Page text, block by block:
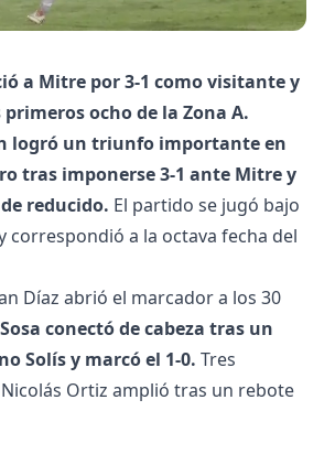
a Mitre por 3-1 como visitante y
ocho de la Zona A.
logró un triunfo importante en
tras imponerse 3-1 ante Mitre y
reducido. El partido se jugó bajo
correspondió a la octava fecha del
Díaz abrió el marcador a los 30
conectó de cabeza tras un
Solís y marcó el 1-0. Tres
Ortiz amplió tras un rebote